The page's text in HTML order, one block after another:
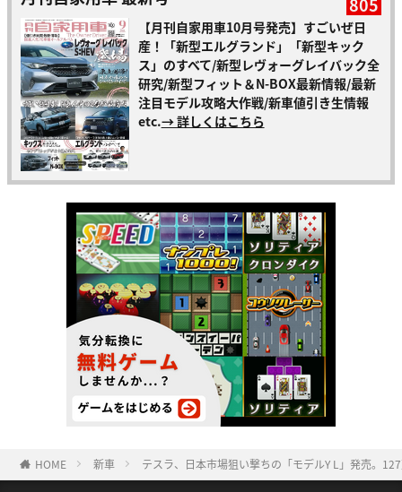
【月刊自家用車10月号発売】すごいぜ日
産！「新型エルグランド」「新型キック
ス」のすべて/新型レヴォーグレイバック全
研究/新型フィット＆N-BOX最新情報/最新
注目モデル攻略大作戦/新車値引き生情報
etc.→ 詳しくはこちら
HOME 新車 テスラ、日本市場狙い撃ちの「モデルY L」発売。